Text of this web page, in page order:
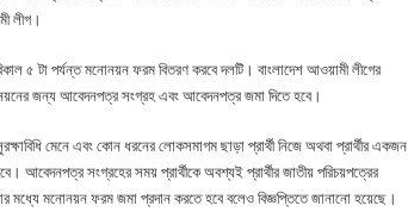
লীগ।
৫ টা পর্যন্ত মনোনয়ন ফরম বিতরণ করবে দলটি। বাংলাদেশ আওয়ামী লীগের
জন্য আবেদনপত্র সংগ্রহ এবং আবেদনপত্র জমা দিতে হবে।
মেনে এবং কোন ধরনের লোকসমাগম ছাড়া প্রার্থী নিজে অথবা প্রার্থীর একজন
আবেদনপত্র সংগ্রহের সময় প্রার্থীকে অবশ্যই প্রার্থীর জাতীয় পরিচয়পত্রের
মনোনয়ন ফরম জমা প্রদান করতে হবে বলেও বিজ্ঞপ্তিতে জানানো হয়েছে।